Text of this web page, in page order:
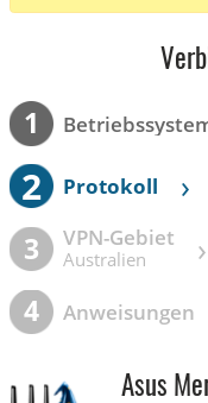
1
2 Protokoll ›
3 VPN-Gebiet
Australien ›
4 Anweisungen
Asus